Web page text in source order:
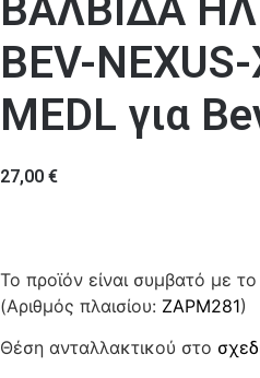
ΒΑΛΒΙΔΑ
BEV-
MEDL για
27,00 €
Το προϊόν είναι συμβατό με
(Αριθμός πλαισίου: ZAPM281)
Θέση ανταλλακτικού στο